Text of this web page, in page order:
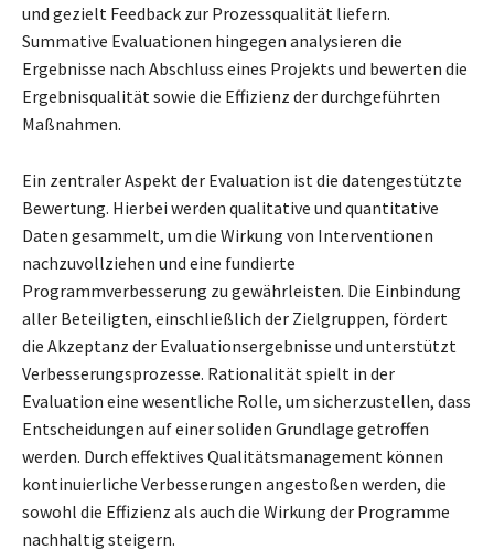
und gezielt Feedback zur Prozessqualität liefern.
Summative Evaluationen hingegen analysieren die
Ergebnisse nach Abschluss eines Projekts und bewerten die
Ergebnisqualität sowie die Effizienz der durchgeführten
Maßnahmen.
Ein zentraler Aspekt der Evaluation ist die datengestützte
Bewertung. Hierbei werden qualitative und quantitative
Daten gesammelt, um die Wirkung von Interventionen
nachzuvollziehen und eine fundierte
Programmverbesserung zu gewährleisten. Die Einbindung
aller Beteiligten, einschließlich der Zielgruppen, fördert
die Akzeptanz der Evaluationsergebnisse und unterstützt
Verbesserungsprozesse. Rationalität spielt in der
Evaluation eine wesentliche Rolle, um sicherzustellen, dass
Entscheidungen auf einer soliden Grundlage getroffen
werden. Durch effektives Qualitätsmanagement können
kontinuierliche Verbesserungen angestoßen werden, die
sowohl die Effizienz als auch die Wirkung der Programme
nachhaltig steigern.